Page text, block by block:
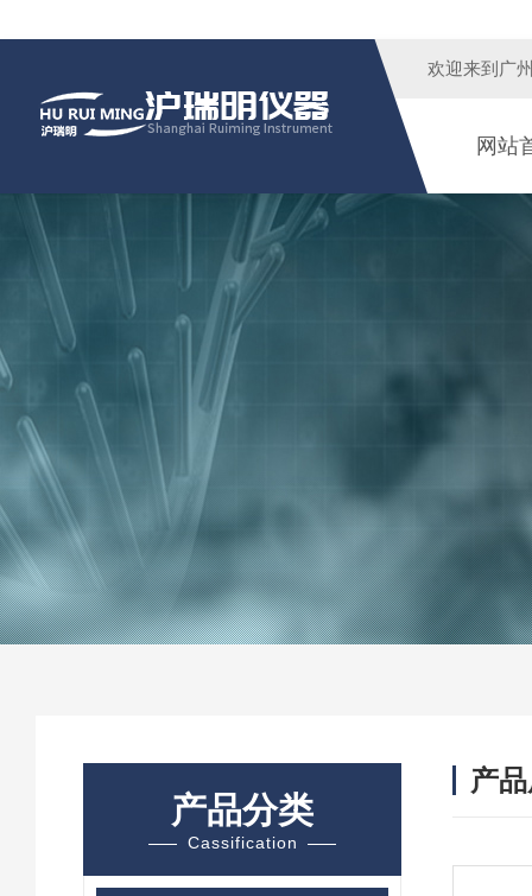
欢迎来到广
网站
产品分类
Cassification
产